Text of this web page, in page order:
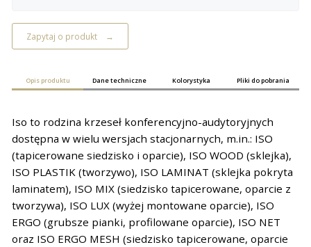
Zapytaj o produkt
Opis produktu Dane techniczne Kolorystyka Pliki do pobrania
Iso to rodzina krzeseł konferencyjno-audytoryjnych
dostępna w wielu wersjach stacjonarnych, m.in.: ISO
(tapicerowane siedzisko i oparcie), ISO WOOD (sklejka),
ISO PLASTIK (tworzywo), ISO LAMINAT (sklejka pokryta
laminatem), ISO MIX (siedzisko tapicerowane, oparcie z
tworzywa), ISO LUX (wyżej montowane oparcie), ISO
ERGO (grubsze pianki, profilowane oparcie), ISO NET
oraz ISO ERGO MESH (siedzisko tapicerowane, oparcie